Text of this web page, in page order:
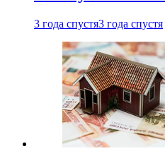
3 года спустя3 года спустя